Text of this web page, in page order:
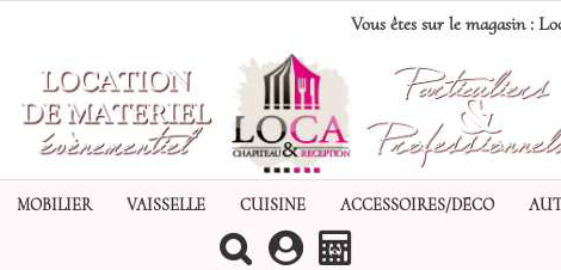
Vous êtes sur le magasin :
MOBILIER VAISSELLE CUISINE ACCESSOIRES/DÉCO
(0)